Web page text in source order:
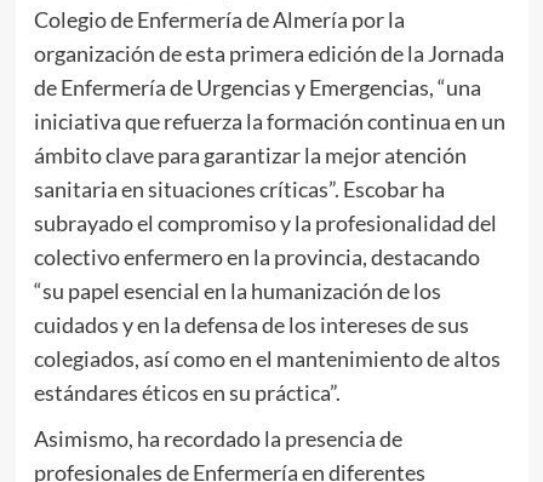
Colegio de Enfermería de Almería por la
organización de esta primera edición de la Jornada
de Enfermería de Urgencias y Emergencias, “una
iniciativa que refuerza la formación continua en un
ámbito clave para garantizar la mejor atención
sanitaria en situaciones críticas”. Escobar ha
subrayado el compromiso y la profesionalidad del
colectivo enfermero en la provincia, destacando
“su papel esencial en la humanización de los
cuidados y en la defensa de los intereses de sus
colegiados, así como en el mantenimiento de altos
estándares éticos en su práctica”.
Asimismo, ha recordado la presencia de
profesionales de Enfermería en diferentes